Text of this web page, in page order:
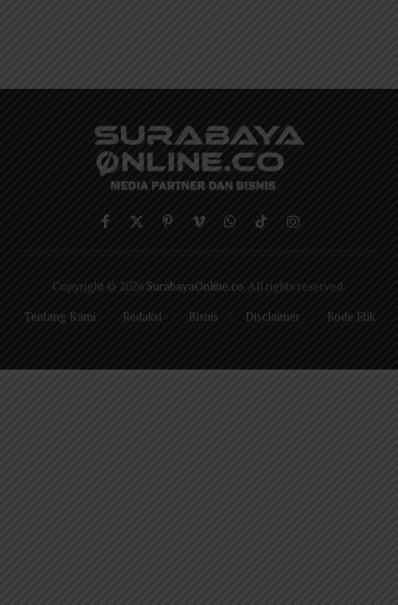
Facebook
X
PinterestVimeoWhatsApp
TikTokInstagram
Copyright © 2026 SurabayaOnline.co. All rights reserved.
Tentang Kami
Redaksi Bisnis Disclaimer Kode Etik